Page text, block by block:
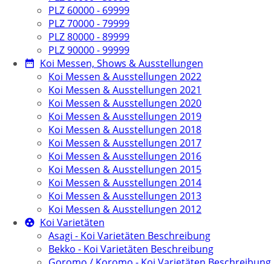
PLZ 60000 - 69999
PLZ 70000 - 79999
PLZ 80000 - 89999
PLZ 90000 - 99999
Koi Messen, Shows & Ausstellungen
Koi Messen & Ausstellungen 2022
Koi Messen & Ausstellungen 2021
Koi Messen & Ausstellungen 2020
Koi Messen & Ausstellungen 2019
Koi Messen & Ausstellungen 2018
Koi Messen & Ausstellungen 2017
Koi Messen & Ausstellungen 2016
Koi Messen & Ausstellungen 2015
Koi Messen & Ausstellungen 2014
Koi Messen & Ausstellungen 2013
Koi Messen & Ausstellungen 2012
Koi Varietäten
Asagi - Koi Varietäten Beschreibung
Bekko - Koi Varietäten Beschreibung